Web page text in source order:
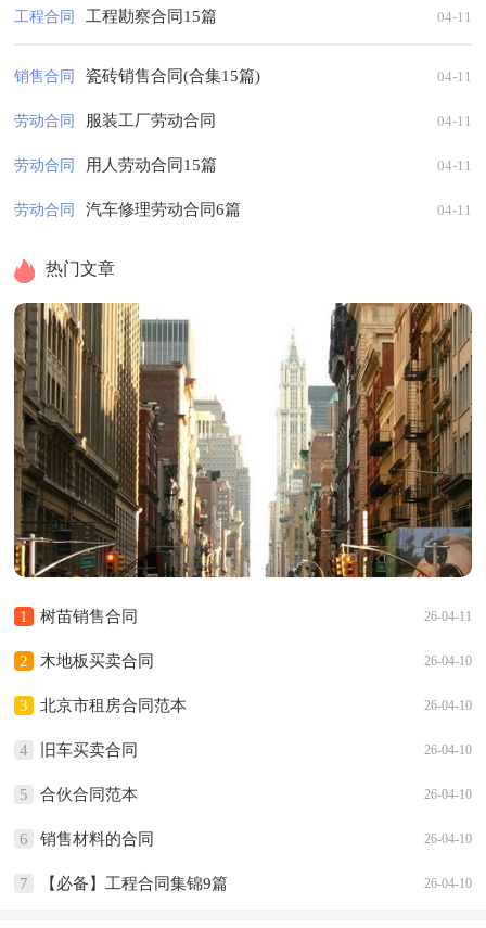
工程合同 工程勘察合同15篇 04-11
销售合同 瓷砖销售合同(合集15篇) 04-11
劳动合同 服装工厂劳动合同 04-11
劳动合同 用人劳动合同15篇 04-11
劳动合同 汽车修理劳动合同6篇 04-11
热门文章
1 26-04-11
树苗销售合同
2 26-04-10
木地板买卖合同
3 26-04-10
北京市租房合同范本
4 26-04-10
旧车买卖合同
5 26-04-10
合伙合同范本
6 26-04-10
销售材料的合同
7 26-04-10
【必备】工程合同集锦9篇